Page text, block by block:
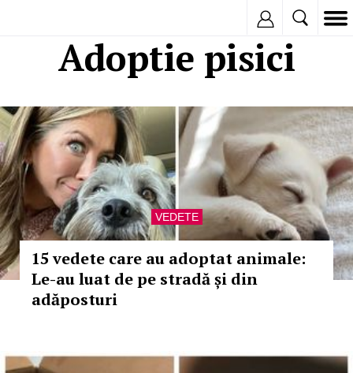
Adoptie pisici
VEDETE
15 vedete care au adoptat animale:
Le-au luat de pe stradă și din
adăposturi